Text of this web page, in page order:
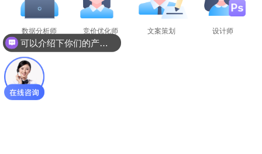
数据分析师 竞价优化师 文案策划 设计师